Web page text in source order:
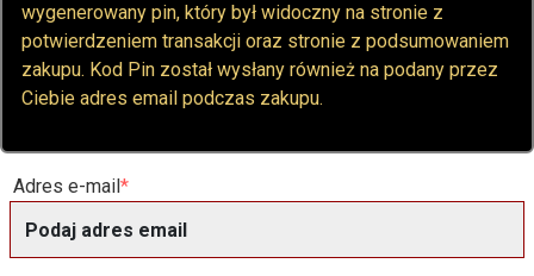
wygenerowany pin, który był widoczny na stronie z
potwierdzeniem transakcji oraz stronie z podsumowaniem
zakupu. Kod Pin został wysłany również na podany przez
Ciebie adres email podczas zakupu.
Adres e-mail